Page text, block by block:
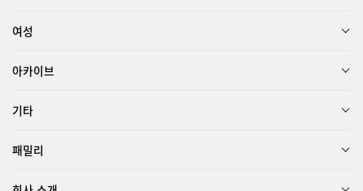
여성
아카이브
기타
패밀리